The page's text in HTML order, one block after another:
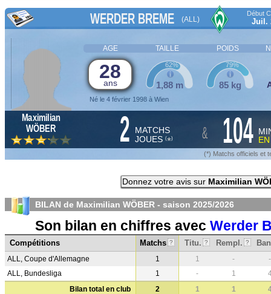
WERDER BREME (ALL)
Début
Juil.
AGE TAILLE POIDS
28
ans
Né le 4 février 1998 à Wien
1,88 m
62%
85 kg
79%
Maximilian
WÖBER
2 MATCHS
JOUES (*) & 104
(*) Matchs officiels et
Donnez votre avis sur Maximilian
BILAN de Maximilian WÖBER - saison 2025/2026
Son bilan en chiffres avec Werder
Compétitions Matchs ? Titu. ? Rempl. ?
ALL, Coupe d'Allemagne 1 1 -
-
ALL, Bundesliga
1 - 1
Bilan total en club
2 1 1